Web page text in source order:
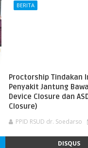
BERITA
Proctorship Tindakan
Penyakit Jantung
Device Closure dan
Closure)
PPID RSUD dr. Soedarso
DISQUS